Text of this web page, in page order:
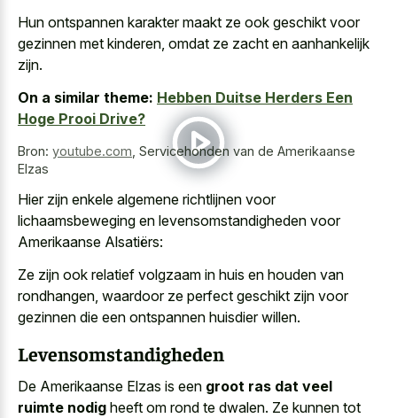
Hun ontspannen karakter maakt ze ook geschikt voor
gezinnen met kinderen, omdat ze zacht en aanhankelijk
zijn.
On a similar theme: Hebben Duitse Herders Een
Hoge Prooi Drive?
Bron: youtube.com Servicehonden van de Amerikaanse
Elzas
Hier zijn enkele algemene richtlijnen voor
lichaamsbeweging en levensomstandigheden voor
Amerikaanse Alsatiërs:
Ze zijn ook relatief volgzaam in huis en houden van
rondhangen, waardoor ze perfect geschikt zijn voor
gezinnen die een ontspannen huisdier willen.
Levensomstandigheden
De Amerikaanse Elzas is een groot ras dat veel
ruimte nodig heeft om rond te dwalen. Ze kunnen tot